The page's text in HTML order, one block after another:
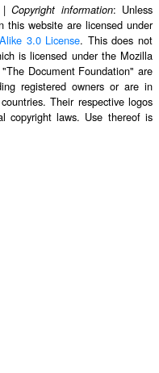
|Copyright information: Unless
this website are licensed under
3.0 License. This does not
is licensed under the Mozilla
Document Foundation" are
registered owners or are in
Their respective logos
copyright laws. Use thereof is